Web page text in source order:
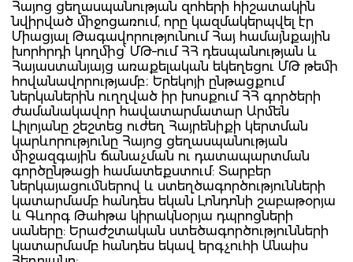
Հայոց ցեղասպանության զոհերի հիշատակին
նվիրված միջոցառում, որը կազմակերպվել էր
Միացյալ Թագավորությունում Հայ համայնքային
խորհրդի կողմից՝ ՄԹ–ում ՀՀ դեսպանության և
Հայաստանյայց առաքելական եկեղեցու ՄԹ թեմի
հովանավորությամբ։ Երեկոյի ընթացքում
ներկաներին ուղղված իր խոսքում ՀՀ գործերի
ժամանակավոր հավատարմատար Արմեն
Լիլոյանը շեշտեց ուժեղ Հայրենիքի կերտման
կարևորությունը Հայոց ցեղասպանության
միջազգային ճանաչման ու դատապարտման
գործընթացի համատեքստում: Տարբեր
ներկայացումներով և ստեղծագործությունների
կատարմամբ հանդես եկան Լոնդոնի շաբաթօրյա
և Գևորգ Թահթա կիրակնօրյա դպրոցների
սաները: Երաժշտական ստեծագործությունների
կատարմամբ հանդես եկավ երգչուհի Անաիս